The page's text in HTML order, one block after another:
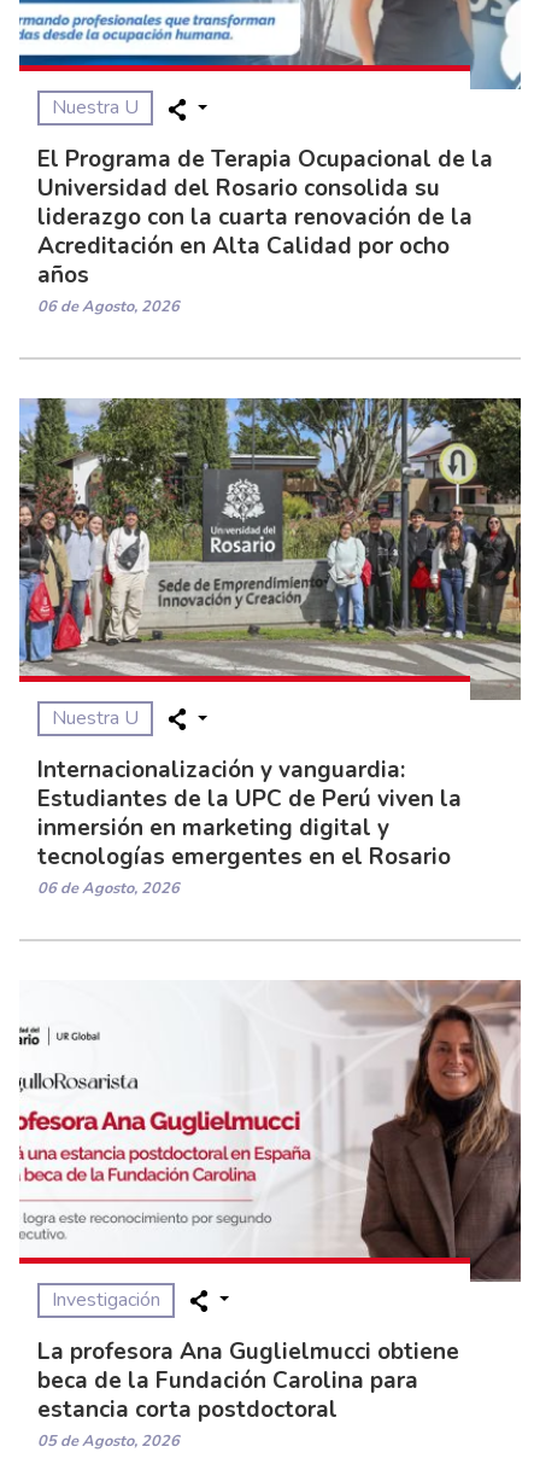
Nuestra U
El Programa de Terapia Ocupacional de la
Universidad del Rosario consolida su
liderazgo con la cuarta renovación de la
Acreditación en Alta Calidad por ocho
años
06 de Agosto, 2026
Nuestra U
Internacionalización y vanguardia:
Estudiantes de la UPC de Perú viven la
inmersión en marketing digital y
tecnologías emergentes en el Rosario
06 de Agosto, 2026
Investigación
La profesora Ana Guglielmucci obtiene
beca de la Fundación Carolina para
estancia corta postdoctoral
05 de Agosto, 2026